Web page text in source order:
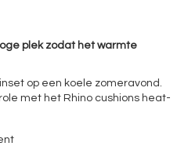
plek zodat het warmte
op een koele zomeravond.
met het Rhino cushions heat-